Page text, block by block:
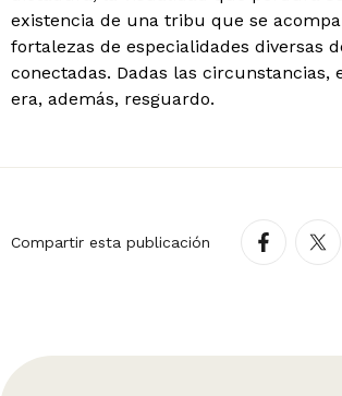
existencia de una tribu que se
fortalezas de especialidades diversas
conectadas. Dadas las circunstancias,
era, además, resguardo.
Compartir esta publicación